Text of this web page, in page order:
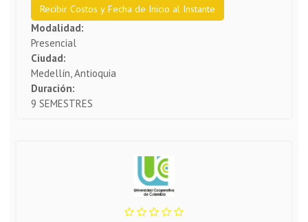
Recibir Costos y Fecha de Inicio al Instante
Modalidad:
Presencial
Ciudad:
Medellín, Antioquia
Duración:
9 SEMESTRES